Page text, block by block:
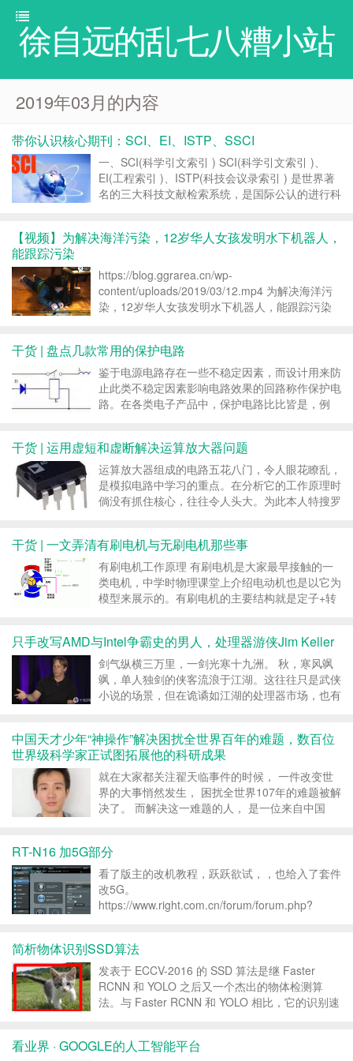
徐自远的乱七八糟小站
2019年03月的内容
带你认识核心期刊：SCI、EI、ISTP、SSCI
一、SCI(科学引文索引 ) SCI(科学引文索引 )、
EI(工程索引 )、ISTP(科技会议录索引 ) 是世界著
名的三大科技文献检索系统，是国际公认的进行科
Index,...
【视频】为解决海洋污染，12岁华人女孩发明水下机器人，
能跟踪污染
https://blog.ggrarea.cn/wp-
content/uploads/2019/03/12.mp4 为解决海洋污
染，12岁华人女孩发明水下机器人，能跟踪污染
干货 | 盘点几款常用的保护电路
鉴于电源电路存在一些不稳定因素，而设计用来防
止此类不稳定因素影响电路效果的回路称作保护电
路。在各类电子产品中，保护电路比比皆是，例
路。 电机过热保护电路 生产中所用的自动车床、
电热烘箱、球磨机...
干货 | 运用虚短和虚断解决运算放大器问题
运算放大器组成的电路五花八门，令人眼花瞭乱，
是模拟电路中学习的重点。在分析它的工作原理时
倘没有抓住核心，往往令人头大。为此本人特搜罗
所有模拟电子技朮的书籍和课程，在介绍运算放大
器电路的时...
干货 | 一文弄清有刷电机与无刷电机那些事
有刷电机工作原理 有刷电机是大家最早接触的一
类电机，中学时物理课堂上介绍电动机也是以它为
模型来展示的。有刷电机的主要结构就是定子+转
导电和换相作用。 有刷电机采用机械换向，磁极
不动，线圈旋...
只手改写AMD与Intel争霸史的男人，处理器游侠Jim Keller
剑气纵横三万里，一剑光寒十九洲。 秋，寒风飒
飒，单人独剑的侠客流浪于江湖。这往往只是武侠
小说的场景，但在诡谲如江湖的处理器市场，也有
心脏，更两度单骑救主拯救超微（AMD），改写
处理...
中国天才少年“神操作”解决困扰全世界百年的难题，数百位
世界级科学家正试图拓展他的科研成果
就在大家都关注翟天临事件的时候， 一件改变世
界的大事悄然发生， 困扰全世界107年的难题被解
决了。 而解决这一难题的人， 是一位来自中国
界级科学家， 正试图拓展他的科研成果。 一旦...
RT-N16 加5G部分
看了版主的改机教程，跃跃欲试，，也给入了套件
改5G。
https://www.right.com.cn/forum/forum.php?
简析物体识别SSD算法
发表于 ECCV-2016 的 SSD 算法是继 Faster
RCNN 和 YOLO 之后又一个杰出的物体检测算
法。与 Faster RCNN 和 YOLO 相比，它的识别速
看业界 · GOOGLE的人工智能平台